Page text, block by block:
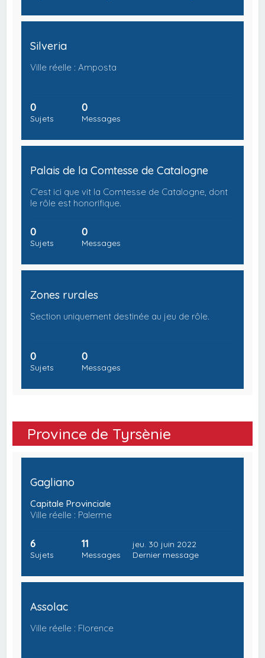
Silveria
Ville réelle : Amposta
0
Sujets
0
Messages
Palais de la Comtesse de Catalogne
C'est ici que vit la Comtesse de Catalogne, dont
le rôle est honorifique.
0
Sujets
0
Messages
Zones rurales
Section uniquement destinée au jeu de rôle.
0
Sujets
0
Messages
Province de Tyrsènie
Gagliano
Capitale Provinciale
Ville réelle : Palerme
6
Sujets
11
Messages
jeu. 30 juin 2022
Dernier message
Assolac
Ville réelle : Florence